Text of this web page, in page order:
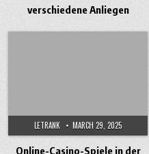
verschiedene Anliegen
LETRANK MARCH 29, 2025
Online-Casino-Spiele in der